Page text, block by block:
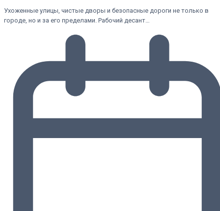
Ухоженные улицы, чистые дворы и безопасные дороги не только в
городе, но и за его пределами. Рабочий десант…